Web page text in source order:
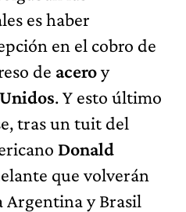
es haber
en el cobro de
de aceroy
. Y esto último
tras un tuit del
Donald
que volverán
Argentina y Brasil